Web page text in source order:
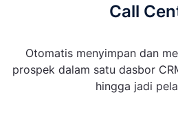
Call
Otomatis menyimpan dan
prospek dalam satu dasbor
hingga jadi